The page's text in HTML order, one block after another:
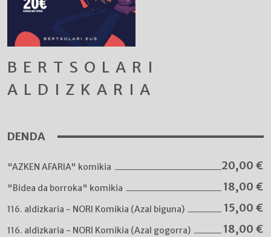
BERTSOLARI
ALDIZKARIA
DENDA
"AZKEN AFARIA" komikia 20,00 €
"Bidea da borroka" komikia 18,00 €
116. aldizkaria - NORI Komikia (Azal biguna) 15,00 €
116. aldizkaria - NORI Komikia (Azal gogorra) 18,00 €